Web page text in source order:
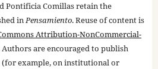
Pontificia Comillas retain the
inPensamiento. Reuse of content is
Attribution-NonCommercial-
Authors are encouraged to publish
example, on institutional or